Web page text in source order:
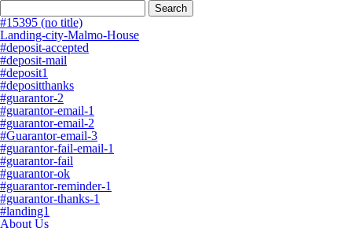
Search
for:
#15395 (no title)
Landing-city-Malmo-House
#deposit-accepted
#deposit-mail
#deposit1
#depositthanks
#guarantor-2
#guarantor-email-1
#guarantor-email-2
#Guarantor-email-3
#guarantor-fail-email-1
#guarantor-fail
#guarantor-ok
#guarantor-reminder-1
#guarantor-thanks-1
#landing1
About Us